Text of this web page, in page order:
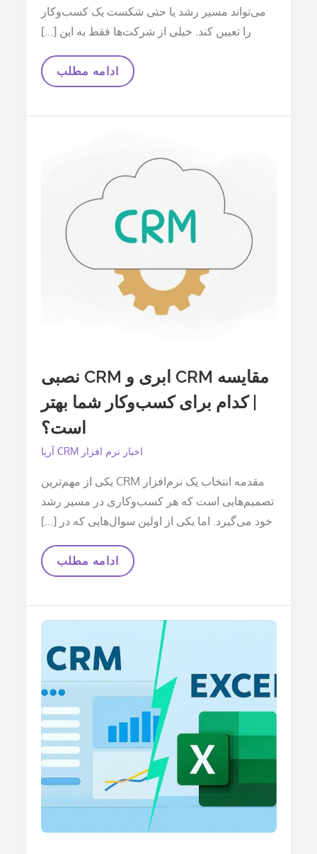
می‌تواند مسیر رشد یا حتی شکست یک کسب‌وکار
را تعیین کند. خیلی از شرکت‌ها فقط به این […]
چگونه
یک
انتخاب
و
عملی
برای
کسب‌وکارها
ادامه مطلب
مقایسه CRM ابری و CRM نصبی
| کدام برای کسب‌وکار شما بهتر
است؟
اخبار نرم افزار CRM آریا
مقدمه انتخاب یک نرم‌افزار CRM یکی از مهم‌ترین
تصمیم‌هایی است که هر کسب‌وکاری در مسیر رشد
خود می‌گیرد. اما یکی از اولین سوال‌هایی که در […]
مقایسه
CRM
CRM
نصبی
کدام
برای
کسب‌وکار
شما
بهتر
ادامه مطلب